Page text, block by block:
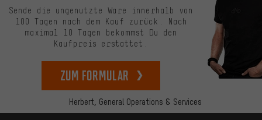
Herbert, General Operations & Services
Sende die ungenutzte Ware innerhalb von
100 Tagen nach dem Kauf zurück. Nach
maximal 10 Tagen bekommst Du den
Kaufpreis erstattet.
zum Formular